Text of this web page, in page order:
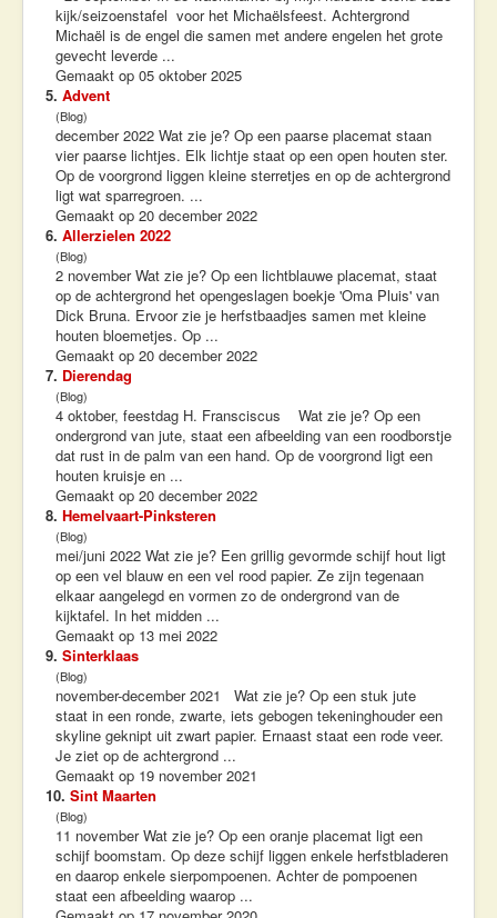
kijk/seizoenstafel voor het Michaëlsfeest. Achtergrond
Michaël is de engel die samen met andere engelen het grote
gevecht leverde ...
Gemaakt op 05 oktober 2025
5. Advent
(Blog)
december 2022 Wat zie je? Op een paarse placemat staan
vier paarse lichtjes. Elk lichtje staat op een open houten ster.
Op de voorgrond liggen kleine sterretjes en op de achtergrond
ligt wat sparregroen. ...
Gemaakt op 20 december 2022
6. Allerzielen 2022
(Blog)
2 november Wat zie je? Op een lichtblauwe placemat, staat
op de achtergrond het opengeslagen boekje 'Oma Pluis' van
Dick Bruna. Ervoor zie je herfstbaadjes samen met kleine
houten bloemetjes. Op ...
Gemaakt op 20 december 2022
7. Dierendag
(Blog)
4 oktober, feestdag H. Fransciscus Wat zie je? Op een
ondergrond van jute, staat een afbeelding van een roodborstje
dat rust in de palm van een hand. Op de voorgrond ligt een
houten kruisje en ...
Gemaakt op 20 december 2022
8. Hemelvaart-Pinksteren
(Blog)
mei/juni 2022 Wat zie je? Een grillig gevormde schijf hout ligt
op een vel blauw en een vel rood papier. Ze zijn tegenaan
elkaar aangelegd en vormen zo de ondergrond van de
kijktafel. In het midden ...
Gemaakt op 13 mei 2022
9. Sinterklaas
(Blog)
november-december 2021 Wat zie je? Op een stuk jute
staat in een ronde, zwarte, iets gebogen tekeninghouder een
skyline geknipt uit zwart papier. Ernaast staat een rode veer.
Je ziet op de achtergrond ...
Gemaakt op 19 november 2021
10. Sint Maarten
(Blog)
11 november Wat zie je? Op een oranje placemat ligt een
schijf boomstam. Op deze schijf liggen enkele herfstbladeren
en daarop enkele sierpompoenen. Achter de pompoenen
staat een afbeelding waarop ...